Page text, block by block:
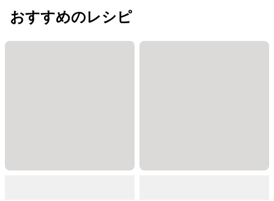
おすすめのレシピ